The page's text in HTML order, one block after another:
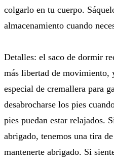
colgarlo en tu cuerpo.
almacenamiento cuando
Detalles: el saco de dormir
más libertad de movimiento,
especial de cremallera para
desabrocharse los pies
pies puedan estar relajados.
abrigado, tenemos una tira
mantenerte abrigado. Si